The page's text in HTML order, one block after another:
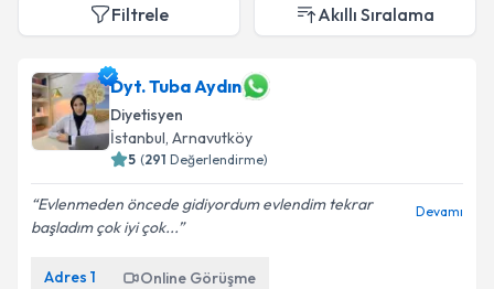
Filtrele Akıllı Sıralama
Dyt. Tuba Aydın
Diyetisyen
İstanbul, Arnavutköy
5 (291 Değerlendirme)
Evlenmeden öncede gidiyordum evlendim tekrar
başladım çok iyi çok...
Devamı
Adres 1 Online Görüşme